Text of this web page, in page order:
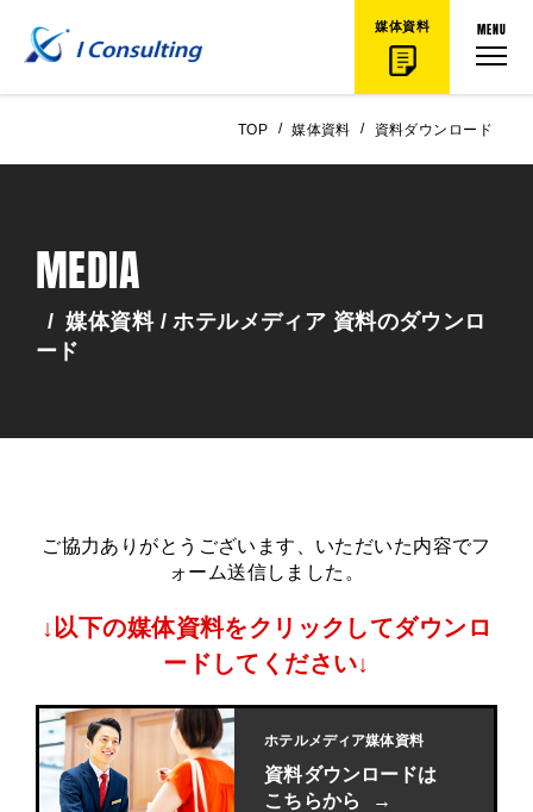
媒体資料 MENU
TOP / 媒体資料 / 資料ダウンロード
MEDIA
/ 媒体資料 / ホテルメディア 資料のダウンロ
ード
ご協力ありがとうございます、いただいた内容でフ
ォーム送信しました。
↓以下の媒体資料をクリックしてダウンロ
ードしてください↓
ホテルメディア媒体資料
資料ダウンロードは
こちらから